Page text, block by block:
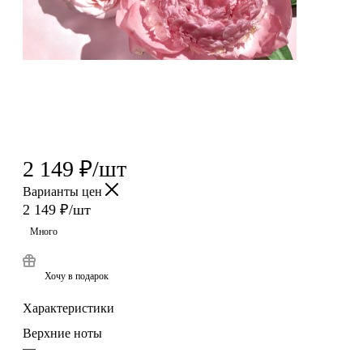
2 149 ₽/шт
Варианты цен
2 149 ₽/шт
Много
Хочу в подарок
Характеристики
Верхние ноты
—